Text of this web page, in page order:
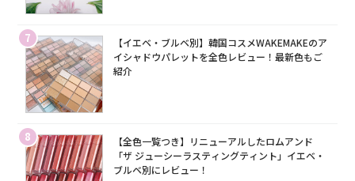
7
【イエベ・ブルベ別】韓国コスメWAKEMAKEのア
イシャドウパレットを全色レビュー！最新色もご
紹介
8
【全色一覧つき】リニューアルしたロムアンド
「ザ ジューシーラスティングティント」イエベ・
ブルベ別にレビュー！